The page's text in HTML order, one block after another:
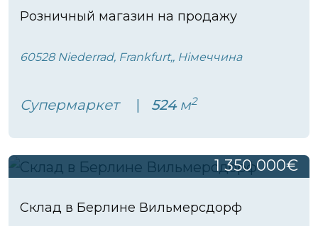
Розничный магазин на продажу
60528 Niederrad, Frankfurt,, Німеччина
Супермаркет 524м2
1 350 000€
Склад в Берлине Вильмерсдорф